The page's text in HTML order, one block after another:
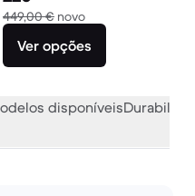
449,00 € novoVersus 449,00 €
Ver opções
disponíveis